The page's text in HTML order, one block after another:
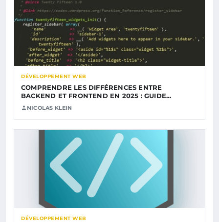
DÉVELOPPEMENT WEB
COMPRENDRE LES DIFFÉRENCES ENTRE
BACKEND ET FRONTEND EN 2025 : GUIDE…
NICOLAS KLEIN
DÉVELOPPEMENT WEB